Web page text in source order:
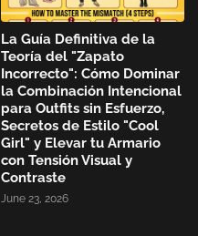
La Guía Definitiva de la
Teoría del "Zapato
Incorrecto": Cómo Dominar
la Combinación Intencional
para Outfits sin Esfuerzo,
Secretos de Estilo "Cool
Girl" y Elevar tu Armario
con Tensión Visual y
Contraste
June 23, 2026